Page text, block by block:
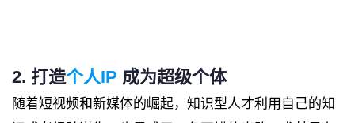
2. 打造个人IP 成为超级个体
随着短视频和新媒体的崛起，知识型人才利用自己的知